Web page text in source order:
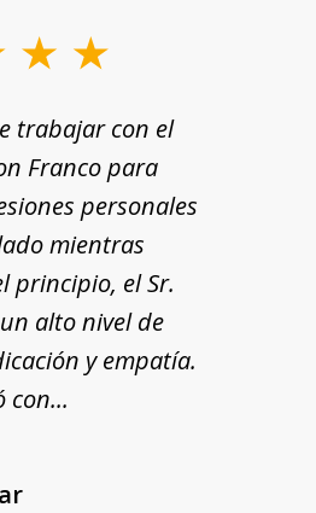
trabajar con el
Franco para
personales
mientras
principio, el Sr.
alto nivel de
y empatía.
con...